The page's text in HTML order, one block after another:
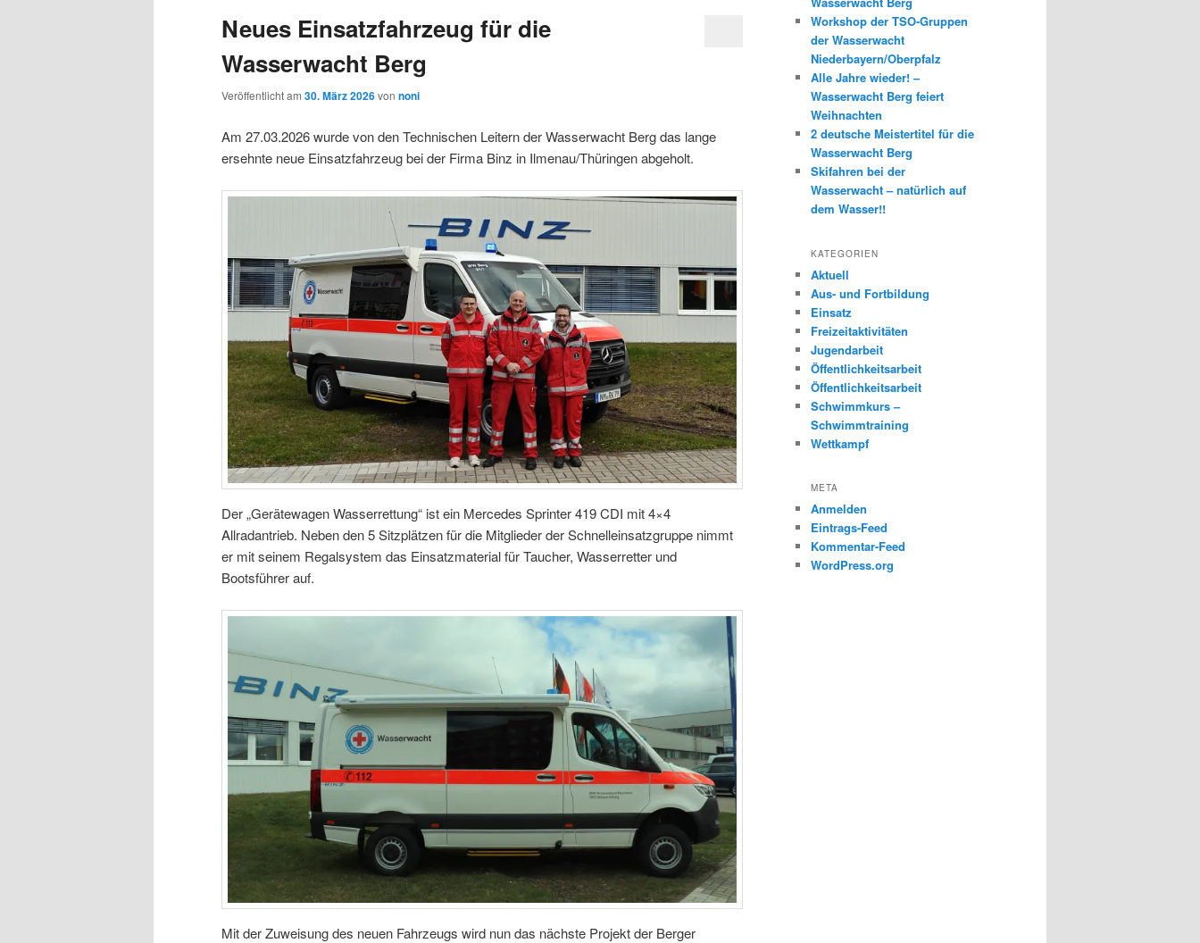
Neues Einsatzfahrzeug für die
Wasserwacht Berg
Veröffentlicht am 30. März 2026von noni
Am 27.03.2026 wurde von den Technischen Leitern der Wasserwacht Berg das lange
ersehnte neue Einsatzfahrzeug bei der Firma Binz in Ilmenau/Thüringen abgeholt.
Der „Gerätewagen Wasserrettung“ ist ein Mercedes Sprinter 419 CDI mit 4×4
Allradantrieb. Neben den 5 Sitzplätzen für die Mitglieder der Schnelleinsatzgruppe nimmt
er mit seinem Regalsystem das Einsatzmaterial für Taucher, Wasserretter und
Bootsführer auf.
Mit der Zuweisung des neuen Fahrzeugs wird nun das nächste Projekt der Berger
Workshop der TSO-Gruppen
der Wasserwacht
Niederbayern/Oberpfalz
Alle Jahre wieder! –
Wasserwacht Berg feiert
Weihnachten
2 deutsche Meistertitel für die
Wasserwacht Berg
Skifahren bei der
Wasserwacht – natürlich auf
dem Wasser!!
KATEGORIEN
Aktuell
Aus- und Fortbildung
Einsatz
Freizeitaktivitäten
Jugendarbeit
Öffentlichkeitsarbeit
Öffentlichkeitsarbeit
Schwimmkurs –
Schwimmtraining
Wettkampf
META
Anmelden
Eintrags-Feed
Kommentar-Feed
WordPress.org